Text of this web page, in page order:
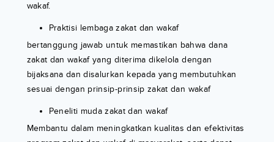
wakaf.
Praktisi lembaga zakat dan wakaf
bertanggung jawab untuk memastikan bahwa dana
zakat dan wakaf yang diterima dikelola dengan
bijaksana dan disalurkan kepada yang membutuhkan
sesuai dengan prinsip-prinsip zakat dan wakaf
Peneliti muda zakat dan wakaf
Membantu dalam meningkatkan kualitas dan efektivitas